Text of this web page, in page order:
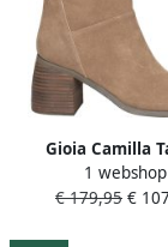
Gioia Camilla
1 webshop
€ 179,95 €